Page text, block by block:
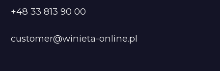
+48 33 813 90 00
customer@winieta-online.pl